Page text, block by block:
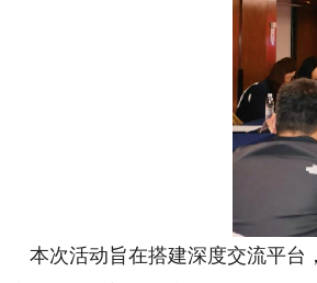
本次活动旨在搭建深度交流平台，